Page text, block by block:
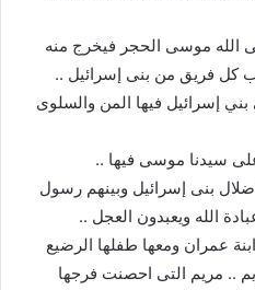
الله موسى الحجر فيخرج منه
كل فريق من بنى إسرائيل ..
إسرائيل فيها المن والسلوى
سيدنا موسى فيها ..
بنى إسرائيل وبينهم رسول
الله ويعبدون العجل ..
عمران ومعها طفلها الرضيع
.. مريم التى احصنت فرجها